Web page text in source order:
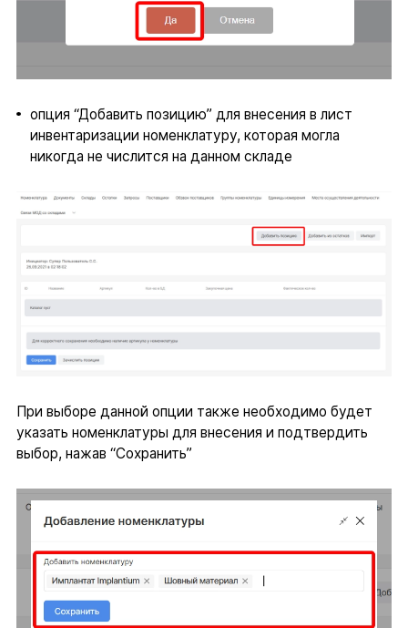
опция “Добавить позицию” для внесения в лист
инвентаризации номенклатуру, которая могла
никогда не числится на данном складе
При выборе данной опции также необходимо будет
указать номенклатуры для внесения и подтвердить
выбор, нажав “Сохранить”